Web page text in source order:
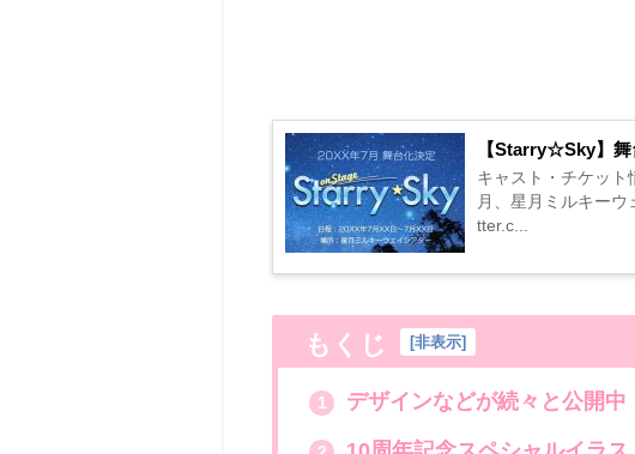
【Starry☆Sky】
キャスト・チケッ
月、星月ミルキー
tter.c...
もくじ [非表示]
1 デザインなどが続々と公開中